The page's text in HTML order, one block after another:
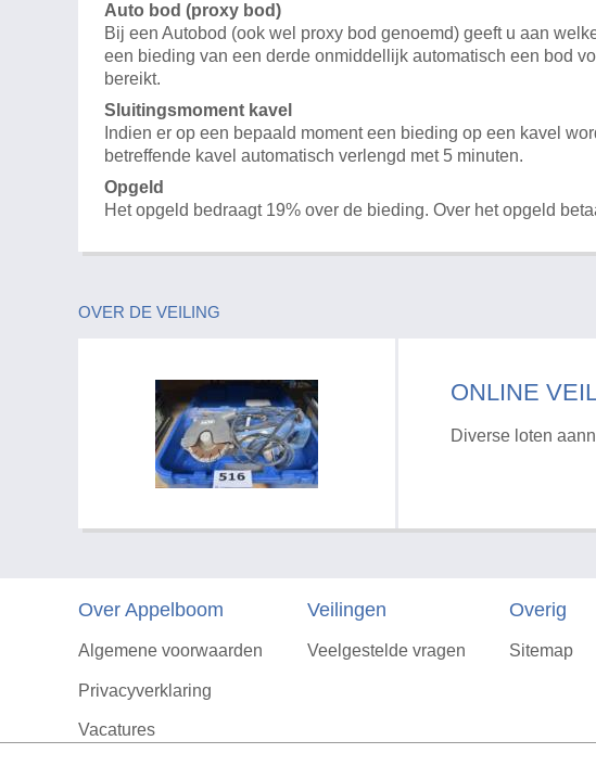
Auto bod (proxy bod)
Bij een Autobod (ook wel proxy bod genoemd) geeft u aan
een bieding van een derde onmiddellijk automatisch een bod
bereikt.
Sluitingsmoment kavel
Indien er op een bepaald moment een bieding op een kavel
betreffende kavel automatisch verlengd met 5 minuten.
Opgeld
Het opgeld bedraagt 19% over de bieding. Over het opgeld
OVER DE VEILING
ONLINE
Diverse loten
Over Appelboom
Algemene voorwaarden
Privacyverklaring
Vacatures
Veilingen
Veelgestelde vragen
Overig
Sitemap